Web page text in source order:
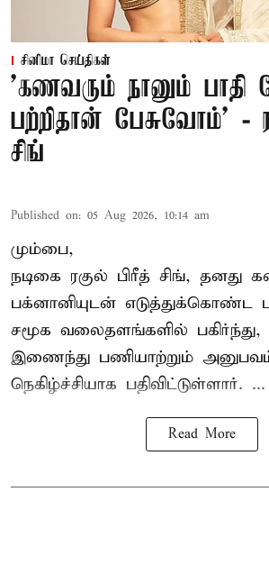
சினிமா செய்திகள்
’கணவரும் நானும்
பற்றிதான் பேசுவோம்’ -
சிங்
Published on: 05 Aug 2026, 10:14 am
மும்பை,
நடிகை ரகுல் பிரீத் சிங், தனது
பக்னானியுடன் எடுத்துக்கொண்ட
சமூக வலைதளங்களில்
இணைந்து பணியாற்றும் அனுபவம்
நெகிழ்ச்சியாக பதிவிட்டுள்ளார். ...
Read More